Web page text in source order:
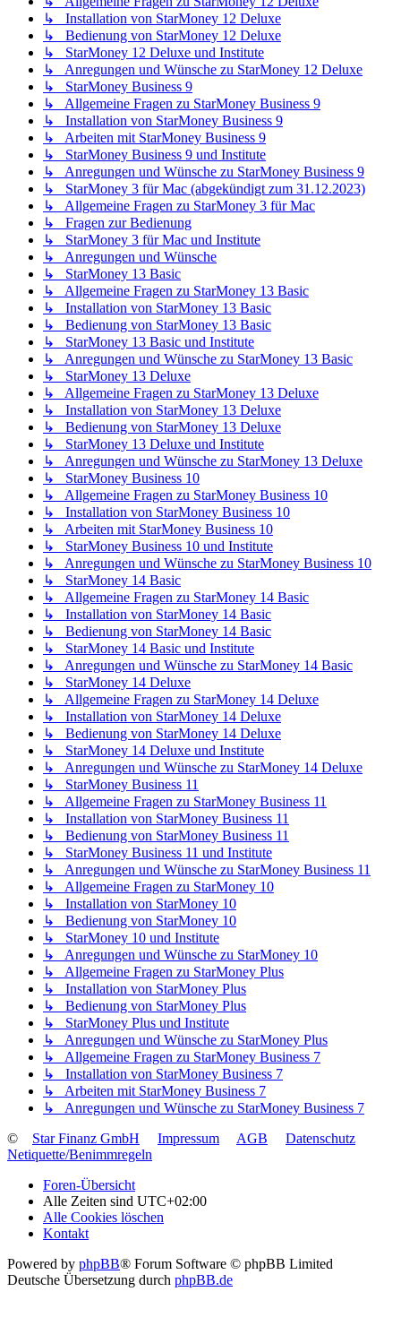
↳ Installation von StarMoney 12 Deluxe
↳ Bedienung von StarMoney 12 Deluxe
↳ StarMoney 12 Deluxe und Institute
↳ Anregungen und Wünsche zu StarMoney 12 Deluxe
↳ StarMoney Business 9
↳ Allgemeine Fragen zu StarMoney Business 9
↳ Installation von StarMoney Business 9
↳ Arbeiten mit StarMoney Business 9
↳ StarMoney Business 9 und Institute
↳ Anregungen und Wünsche zu StarMoney Business 9
↳ StarMoney 3 für Mac (abgekündigt zum 31.12.2023)
↳ Allgemeine Fragen zu StarMoney 3 für Mac
↳ Fragen zur Bedienung
↳ StarMoney 3 für Mac und Institute
↳ Anregungen und Wünsche
↳ StarMoney 13 Basic
↳ Allgemeine Fragen zu StarMoney 13 Basic
↳ Installation von StarMoney 13 Basic
↳ Bedienung von StarMoney 13 Basic
↳ StarMoney 13 Basic und Institute
↳ Anregungen und Wünsche zu StarMoney 13 Basic
↳ StarMoney 13 Deluxe
↳ Allgemeine Fragen zu StarMoney 13 Deluxe
↳ Installation von StarMoney 13 Deluxe
↳ Bedienung von StarMoney 13 Deluxe
↳ StarMoney 13 Deluxe und Institute
↳ Anregungen und Wünsche zu StarMoney 13 Deluxe
↳ StarMoney Business 10
↳ Allgemeine Fragen zu StarMoney Business 10
↳ Installation von StarMoney Business 10
↳ Arbeiten mit StarMoney Business 10
↳ StarMoney Business 10 und Institute
↳ Anregungen und Wünsche zu StarMoney Business 10
↳ StarMoney 14 Basic
↳ Allgemeine Fragen zu StarMoney 14 Basic
↳ Installation von StarMoney 14 Basic
↳ Bedienung von StarMoney 14 Basic
↳ StarMoney 14 Basic und Institute
↳ Anregungen und Wünsche zu StarMoney 14 Basic
↳ StarMoney 14 Deluxe
↳ Allgemeine Fragen zu StarMoney 14 Deluxe
↳ Installation von StarMoney 14 Deluxe
↳ Bedienung von StarMoney 14 Deluxe
↳ StarMoney 14 Deluxe und Institute
↳ Anregungen und Wünsche zu StarMoney 14 Deluxe
↳ StarMoney Business 11
↳ Allgemeine Fragen zu StarMoney Business 11
↳ Installation von StarMoney Business 11
↳ Bedienung von StarMoney Business 11
↳ StarMoney Business 11 und Institute
↳ Anregungen und Wünsche zu StarMoney Business 11
↳ Allgemeine Fragen zu StarMoney 10
↳ Installation von StarMoney 10
↳ Bedienung von StarMoney 10
↳ StarMoney 10 und Institute
↳ Anregungen und Wünsche zu StarMoney 10
↳ Allgemeine Fragen zu StarMoney Plus
↳ Installation von StarMoney Plus
↳ Bedienung von StarMoney Plus
↳ StarMoney Plus und Institute
↳ Anregungen und Wünsche zu StarMoney Plus
↳ Allgemeine Fragen zu StarMoney Business 7
↳ Installation von StarMoney Business 7
↳ Arbeiten mit StarMoney Business 7
↳ Anregungen und Wünsche zu StarMoney Business 7
©
Star Finanz GmbH Impressum AGB
Datenschutz
Netiquette/Benimmregeln
Foren-Übersicht
Alle Zeiten sind UTC+02:00
Alle Cookies löschen
Kontakt
Powered by phpBB® Forum Software © phpBB Limited
Deutsche Übersetzung durch phpBB.de